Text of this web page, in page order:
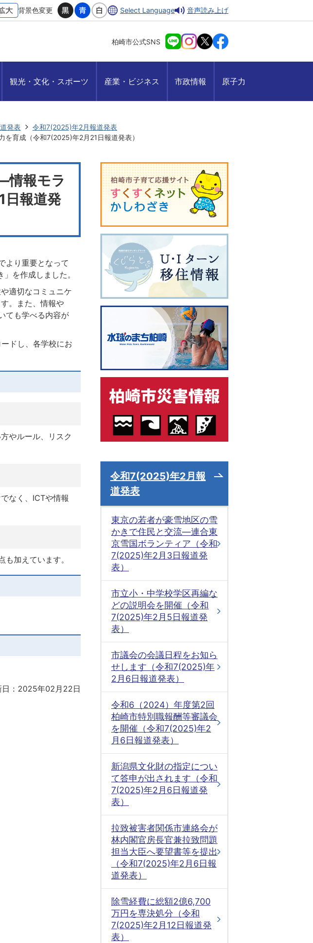
背景色変更 Select Language 音声読み上げ
柏崎市公式SNS
観光・文化・スポーツ 産業・ビジネス 市政情報 原子力
発表
令和7(2025)年2月報道発表
育成（令和7(2025)年2月21日報道発表）
情報モラ
報道発
より重要となって
を作成しました。
適切なコミュニケ
。また、情報や
ても学べる内容が
ドし、各学校にお
やルール、リスク
なく、ICTや情報
加えています。
日：2025年02月22日
令和7(2025)年2月報
道発表
東京の若者が豪雪地区の雪
かきで住民と交流―連合東
京雪国ボランティア（令和
7(2025)年2月3日報道発
表）
市立小・中学校学区再編な
どの説明会を開催（令和
7(2025)年2月5日報道発
表）
市議会の会議日程をお知ら
せします（令和7(2025)年
2月6日報道発表）
令和6（2024）年度第2回
柏崎市特別職報酬等審議会
を開催（令和7(2025)年2
月6日報道発表）
新潟県文化財の指定につい
て答申が出されます（令和
7(2025)年2月6日報道発
表）
拉致被害者関係市連絡会が
林内閣官房長官兼拉致問題
担当大臣へ要望書等を提出
（令和7(2025)年2月6日報
道発表）
除雪経費に総額2億6,700
万円を専決処分（令和
7(2025)年2月12日報道発
表）